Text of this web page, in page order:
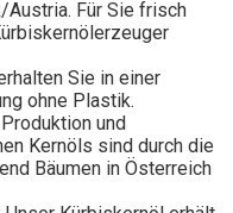
Für Sie frisch
Sie in einer
ohne Plastik.
und
Kernöls sind durch die
Bäumen in Österreich